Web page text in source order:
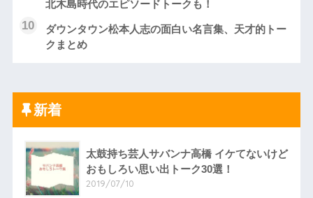
北木島時代のエピソードトークも！
ダウンタウン松本人志の面白い名言集、天才的トー
クまとめ
新着
太鼓持ち芸人サバンナ高橋 イケてないけど
おもしろい思い出トーク30選！
2019/07/10